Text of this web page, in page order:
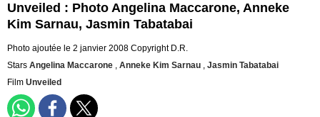
Unveiled : Photo Angelina Maccarone, Anneke
Kim Sarnau, Jasmin Tabatabai
Photo ajoutée le 2 janvier 2008 Copyright D.R.
Stars Angelina Maccarone , Anneke Kim Sarnau , Jasmin Tabatabai
Film Unveiled